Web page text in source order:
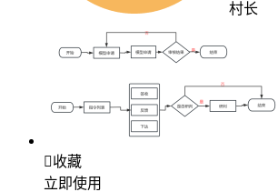
村长
收藏
立即使用